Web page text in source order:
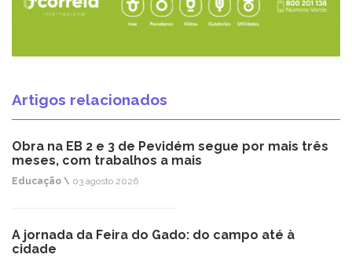
Artigos relacionados
Obra na EB 2 e 3 de Pevidém segue por mais três
meses, com trabalhos a mais
Educação \ 03 agosto 2026
A jornada da Feira do Gado: do campo até à
cidade